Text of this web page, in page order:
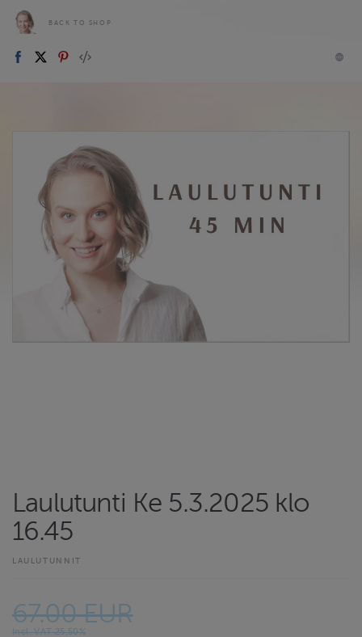
BACK TO SHOP
Laulutunti Ke 5.3.2025 klo
16.45
LAULUTUNNIT
67.00 EUR
Incl. VAT 25.50%